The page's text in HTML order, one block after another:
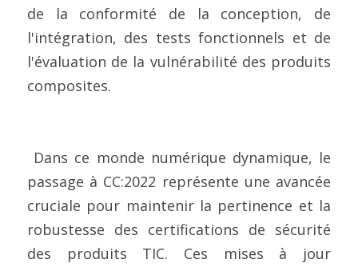
de la conformité de la conception, de
l'intégration, des tests fonctionnels et de
l'évaluation de la vulnérabilité des produits
composites.
passage à CC:2022 représente une avancée
cruciale pour maintenir la pertinence et la
robustesse des certifications de sécurité
des produits TIC. Ces mises à jour